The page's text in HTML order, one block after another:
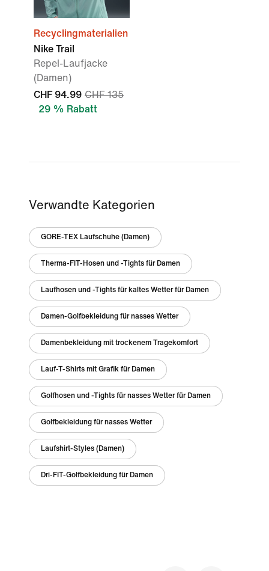
Recyclingmaterialien
Nike Trail
Repel-Laufjacke
(Damen)
CHF 94.99 CHF 135
29 % Rabatt
Verwandte Kategorien
GORE-TEX Laufschuhe (Damen)
Therma-FIT-Hosen und -Tights für Damen
Laufhosen und -Tights für kaltes Wetter für Damen
Damen-Golfbekleidung für nasses Wetter
Damenbekleidung mit trockenem Tragekomfort
Lauf-T-Shirts mit Grafik für Damen
Golfhosen und -Tights für nasses Wetter für Damen
Golfbekleidung für nasses Wetter
Laufshirt-Styles (Damen)
Dri-FIT-Golfbekleidung für Damen